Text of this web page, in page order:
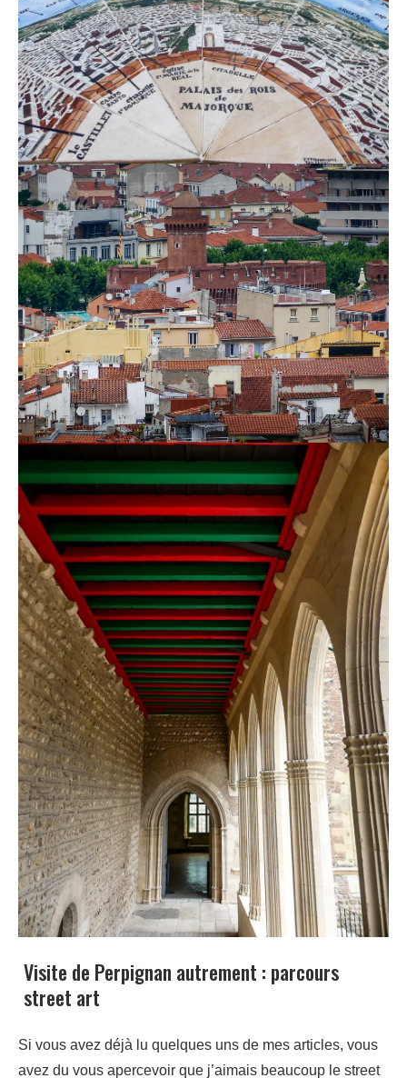
Visite de Perpignan autrement : parcours
street art
Si vous avez déjà lu quelques uns de mes articles, vous
avez du vous apercevoir que j’aimais beaucoup le street